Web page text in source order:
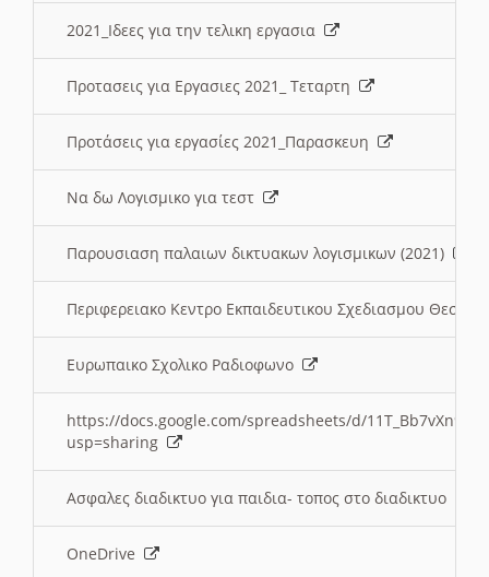
2021_Ιδεες για την τελικη εργασια
Προτασεις για Εργασιες 2021_ Τεταρτη
Προτάσεις για εργασίες 2021_Παρασκευη
Να δω Λογισμικο για τεστ
Παρουσιαση παλαιων δικτυακων λογισμικων (2021)
Περιφερειακο Κεντρο Εκπαιδευτικου Σχεδιασμου
Ευρωπαικο Σχολικο Ραδιοφωνο
https://docs.google.com/spreadsheets/d/
usp=sharing
Ασφαλες διαδικτυο για παιδια- τοπος στο διαδικτυο
OneDrive